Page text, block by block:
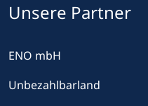
Unsere Partner
ENO mbH
Unbezahlbarland